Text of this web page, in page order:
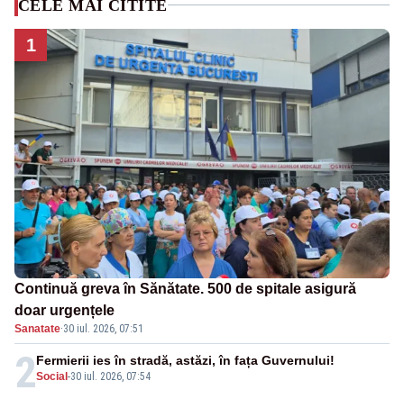
CELE MAI CITITE
1
Continuă greva în Sănătate. 500 de spitale asigură
doar urgențele
Sanatate·30 iul. 2026, 07:51
2Social -30 iul. 2026, 07:54
Fermierii ies în stradă, astăzi, în fața Guvernului!